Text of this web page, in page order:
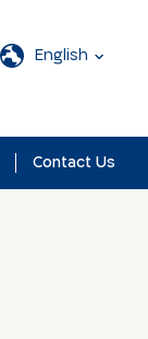
English
Contact Us